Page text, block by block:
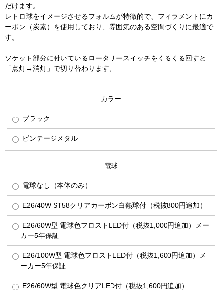
だけます。
レトロ球をイメージさせるフォルムが特徴的で、フィラメントにカ
ーボン（炭素）を使用しており、雰囲気のある空間づくりに最適で
す。
ソケット部分に付いているロータリースイッチをくるくる回すと
「点灯→消灯」で切り替わります。
カラー
ブラック
ビンテージメタル
電球
電球なし（本体のみ）
E26/40W ST58クリアカーボン白熱球付（税抜800円追加）
E26/60W型 電球色フロストLED付（税抜1,000円追加）メー
カー5年保証
E26/100W型 電球色フロストLED付（税抜1,600円追加）メ
ーカー5年保証
E26/60W型 電球色クリアLED付（税抜1,600円追加）